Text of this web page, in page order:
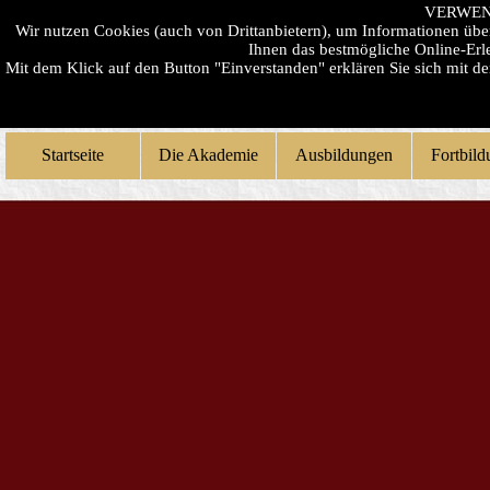
Wir nutzen Cookies (auch von Drittanbietern), um Informationen
Ihnen das bestmögliche Online-
Mit dem Klick auf den Button "Einverstanden" erklären Sie sich mit
Startseite Die Akademie Ausbildungen